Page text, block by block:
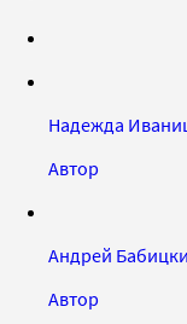
Надежда
Автор
Андрей
Автор